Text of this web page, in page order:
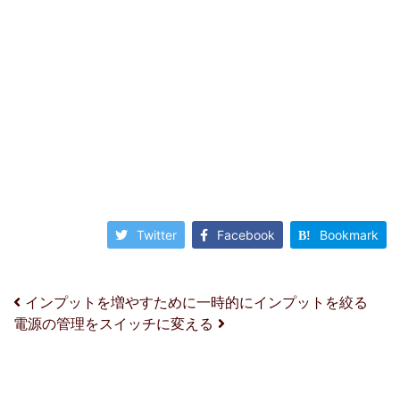
Twitter Facebook Bookmark
投稿ナビゲーション
インプットを増やすために一時的にインプットを絞る
電源の管理をスイッチに変える